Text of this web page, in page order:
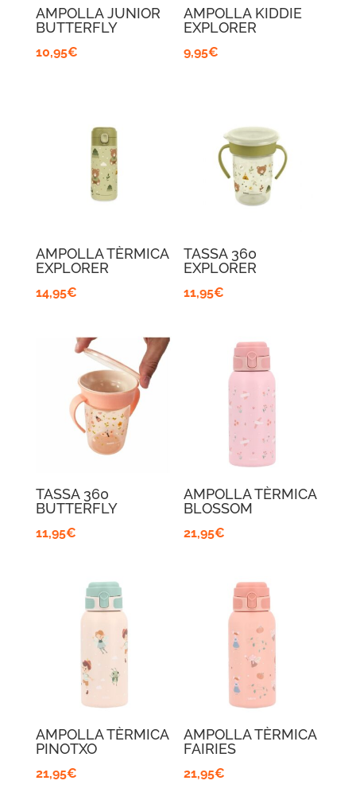
AMPOLLA JUNIOR
BUTTERFLY
10,95€
AMPOLLA KIDDIE
EXPLORER
9,95€
AMPOLLA TÈRMICA
EXPLORER
14,95€
TASSA 360
EXPLORER
11,95€
TASSA 360
BUTTERFLY
11,95€
AMPOLLA TÈRMICA
BLOSSOM
21,95€
AMPOLLA TÈRMICA
PINOTXO
21,95€
AMPOLLA TÈRMICA
FAIRIES
21,95€